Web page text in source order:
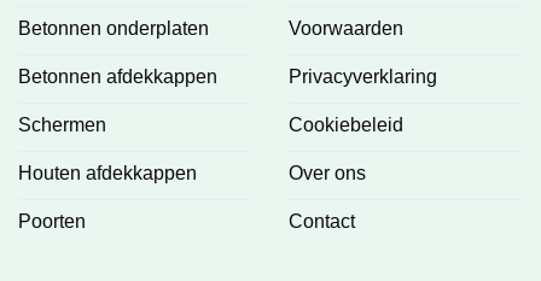
Betonnen onderplaten
Betonnen afdekkappen
Schermen
Houten afdekkappen
Poorten
Voorwaarden
Privacyverklaring
Cookiebeleid
Over ons
Contact